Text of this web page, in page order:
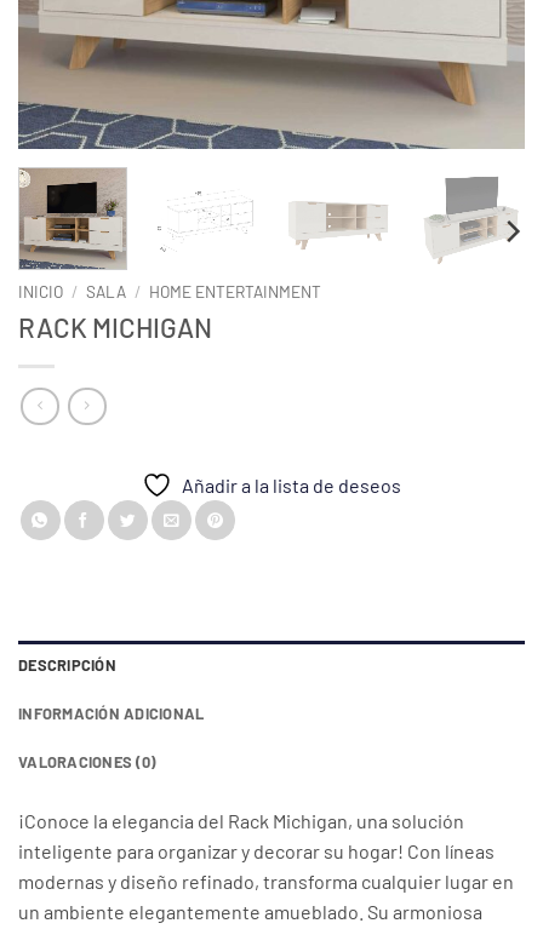
INICIO / SALA / HOME ENTERTAINMENT
RACK MICHIGAN
Añadir a la lista de deseos
DESCRIPCIÓN
INFORMACIÓN ADICIONAL
VALORACIONES (0)
¡Conoce la elegancia del Rack Michigan, una solución
inteligente para organizar y decorar su hogar! Con líneas
modernas y diseño refinado, transforma cualquier lugar en
un ambiente elegantemente amueblado. Su armoniosa